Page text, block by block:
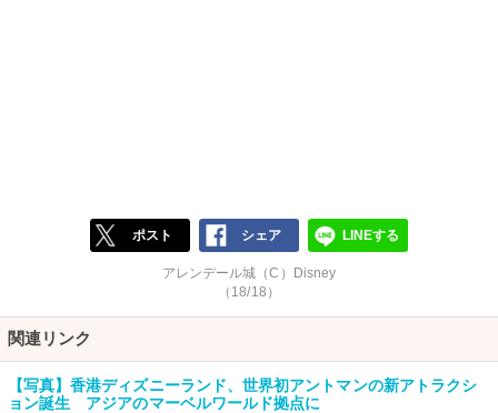
ポスト シェア LINEする
アレンデール城（C）Disney
（18/18）
関連リンク
【写真】香港ディズニーランド、世界初アントマンの新アトラクシ
ョン誕生 アジアのマーベルワールド拠点に